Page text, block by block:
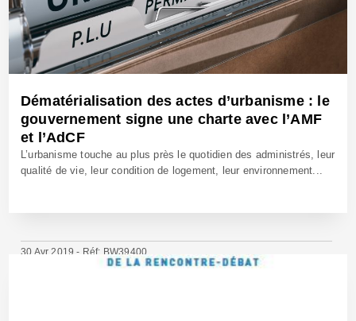
Dématérialisation des actes d’urbanisme : le
gouvernement signe une charte avec l’AMF
et l’AdCF
L’urbanisme touche au plus près le quotidien des administrés, leur
qualité de vie, leur condition de logement, leur environnement...
30 Avr 2019 - Réf: BW39400